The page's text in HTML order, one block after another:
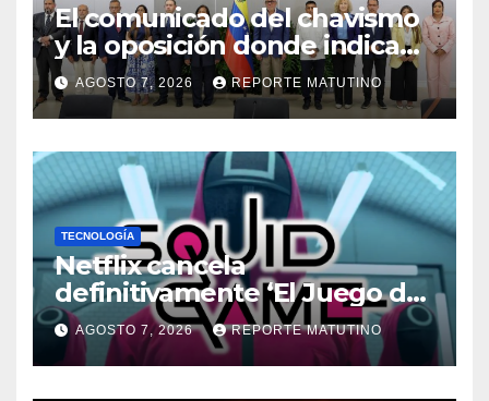
El comunicado del chavismo
y la oposición donde indican
que informarán al país
oportunamente sobre los
avances alcanzado
AGOSTO 7, 2026 REPORTE MATUTINO
TECNOLOGÍA
Netflix cancela
definitivamente ‘El Juego del
Calamar’ de David Fincher
AGOSTO 7, 2026 REPORTE MATUTINO